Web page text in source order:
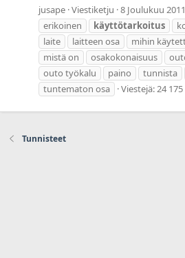
jusape Viestiketju 8 Joulukuu 2011
erikoinen
käyttötarkoitus
laite
laitteen osa mihin
mistä on
osakokonaisuus
outo työkalu
paino tunnista
tuntematon osa
Viestejä: 24 175
Tunnisteet